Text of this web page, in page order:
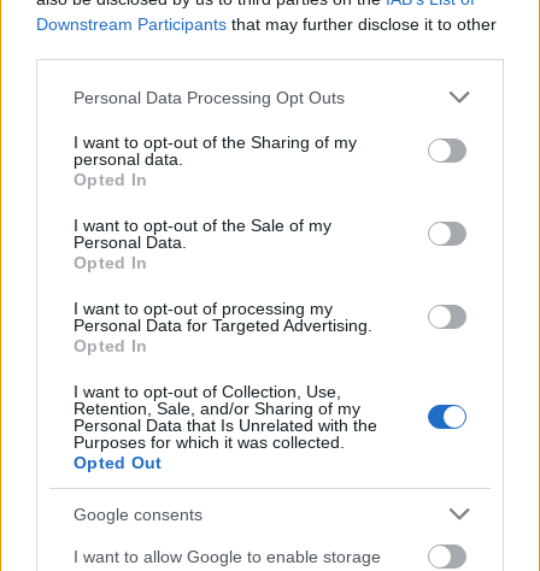
Downstream Participants that may further disclose it to other
Please note that this website/app uses one or more Google
not limited to your visit or usage behaviour. You may click to
grant or deny consent to Google and its third-party tags to
use your data for below specified purposes in below Google
consent section.
Personal Data Processing Opt Outs
I want to opt-out of the Sharing of my
personal data.
Opted In
I want to opt-out of the Sale of my
Personal Data.
Opted In
I want to opt-out of processing my
Personal Data for Targeted Advertising.
Opted In
I want to opt-out of Collection, Use,
Retention, Sale, and/or Sharing of my
Personal Data that Is Unrelated with the
Purposes for which it was collected.
Opted Out
Google consents
I want to allow Google to enable storage